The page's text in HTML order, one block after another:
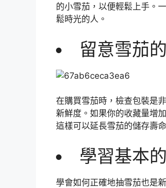
的小雪茄，以便輕鬆上手。
鬆時光的人。
留意雪茄
在購買雪茄時，檢查包裝是
新鮮度。如果你的收藏量增
這樣可以延長雪茄的儲存壽命
學習基本
學會如何正確地抽雪茄也是